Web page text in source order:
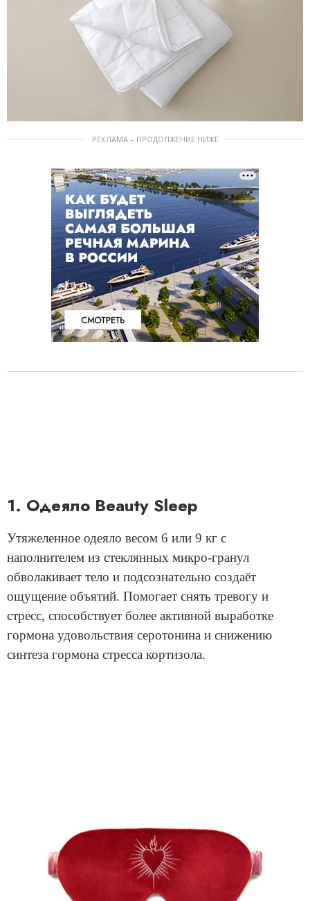
РЕКЛАМА – ПРОДОЛЖЕНИЕ НИЖЕ
1. Одеяло Beauty Sleep
Утяжеленное одеяло весом 6 или 9 кг с
наполнителем из стеклянных микро-гранул
обволакивает тело и подсознательно создаёт
ощущение объятий. Помогает снять тревогу и
стресс, способствует более активной выработке
гормона удовольствия серотонина и снижению
синтеза гормона стресса кортизола.